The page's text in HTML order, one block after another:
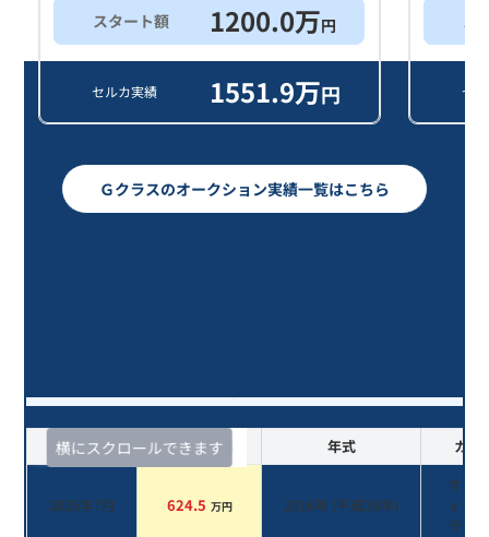
スタート額 1200.0万円
セルカ実績 1551.9万円 セ
Ｇクラスのオークション実績一覧はこちら
横にスクロールできます
査定時期 セルカ実績 年式 カラ
2026年7月 624.5 万円 2016年 (平成28年)
オブ
ィア
ラック